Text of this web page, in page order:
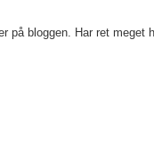
på bloggen. Har ret